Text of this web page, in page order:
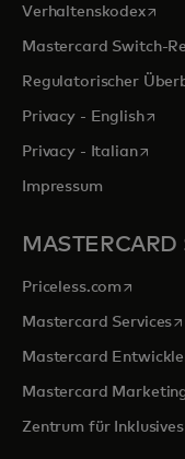
Verhaltenskodexwird
Mastercard Switch-
Regulatorischer
Privacy - Englishwird
Privacy - Italianwird
Impressum
MASTERCARD
Priceless.com wird in
Mastercard Services
Mastercard
Mastercard
Zentrum für